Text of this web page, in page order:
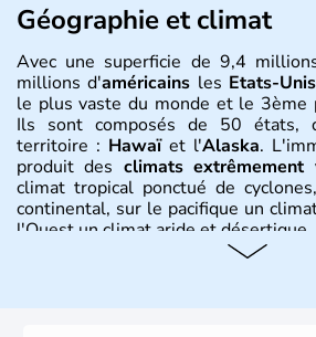
Géographie et climat
Avec une superficie de 9,4
millions d'américains les Etats-Unis
le plus vaste du monde et le 3ème
Ils sont composés de 50 états,
territoire : Hawaïet l'Alaska.
produit des climats extrêmement
climat tropical ponctué de
continental, sur le pacifique un
l'Ouest un climat aride et désertique.